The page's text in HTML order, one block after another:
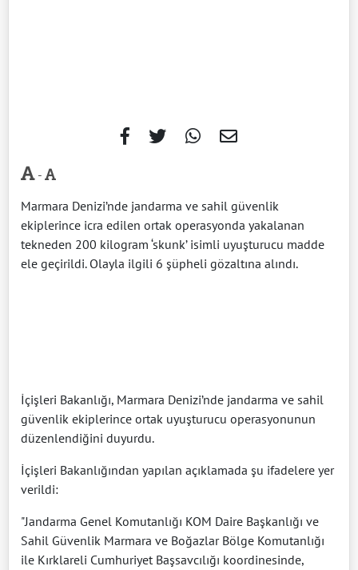
-
Marmara Denizi’nde jandarma ve sahil güvenlik
ekiplerince icra edilen ortak operasyonda yakalanan
tekneden 200 kilogram ‘skunk’ isimli uyuşturucu madde
ele geçirildi. Olayla ilgili 6 şüpheli gözaltına alındı.
İçişleri Bakanlığı, Marmara Denizi’nde jandarma ve sahil
güvenlik ekiplerince ortak uyuşturucu operasyonunun
düzenlendiğini duyurdu.
İçişleri Bakanlığından yapılan açıklamada şu ifadelere yer
verildi:
"Jandarma Genel Komutanlığı KOM Daire Başkanlığı ve
Sahil Güvenlik Marmara ve Boğazlar Bölge Komutanlığı
ile Kırklareli Cumhuriyet Başsavcılığı koordinesinde,